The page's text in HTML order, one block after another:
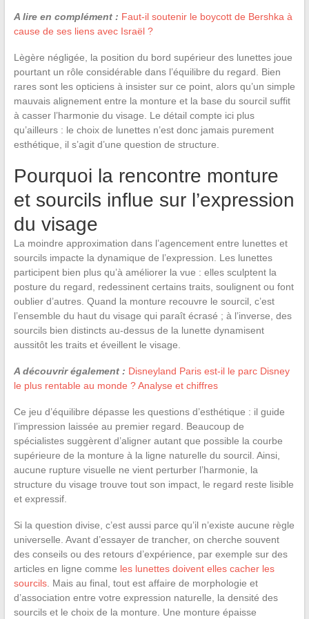
A lire en complément : Faut-il soutenir le boycott de Bershka à
cause de ses liens avec Israël ?
Lègère négligée, la position du bord supérieur des lunettes joue
pourtant un rôle considérable dans l’équilibre du regard. Bien
rares sont les opticiens à insister sur ce point, alors qu’un simple
mauvais alignement entre la monture et la base du sourcil suffit
à casser l’harmonie du visage. Le détail compte ici plus
qu’ailleurs : le choix de lunettes n’est donc jamais purement
esthétique, il s’agit d’une question de structure.
Pourquoi la rencontre monture
et sourcils influe sur l’expression
du visage
La moindre approximation dans l’agencement entre lunettes et
sourcils impacte la dynamique de l’expression. Les lunettes
participent bien plus qu’à améliorer la vue : elles sculptent la
posture du regard, redessinent certains traits, soulignent ou font
oublier d’autres. Quand la monture recouvre le sourcil, c’est
l’ensemble du haut du visage qui paraît écrasé ; à l’inverse, des
sourcils bien distincts au-dessus de la lunette dynamisent
aussitôt les traits et éveillent le visage.
A découvrir également : Disneyland Paris est-il le parc Disney
le plus rentable au monde ? Analyse et chiffres
Ce jeu d’équilibre dépasse les questions d’esthétique : il guide
l’impression laissée au premier regard. Beaucoup de
spécialistes suggèrent d’aligner autant que possible la courbe
supérieure de la monture à la ligne naturelle du sourcil. Ainsi,
aucune rupture visuelle ne vient perturber l’harmonie, la
structure du visage trouve tout son impact, le regard reste lisible
et expressif.
Si la question divise, c’est aussi parce qu’il n’existe aucune règle
universelle. Avant d’essayer de trancher, on cherche souvent
des conseils ou des retours d’expérience, par exemple sur des
articles en ligne comme les lunettes doivent elles cacher les
sourcils. Mais au final, tout est affaire de morphologie et
d’association entre votre expression naturelle, la densité des
sourcils et le choix de la monture. Une monture épaisse